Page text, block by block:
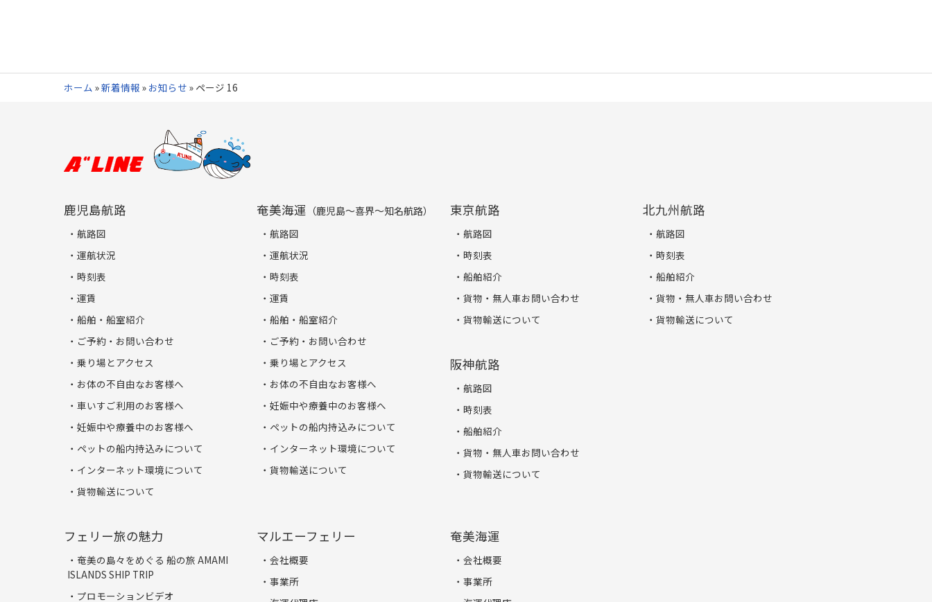
ホーム »新着情報 » お知らせ » ページ 16
鹿児島航路
航路図
運航状況
時刻表
運賃
船舶・船室紹介
ご予約・お問い合わせ
乗り場とアクセス
お体の不自由なお客様へ
車いすご利用のお客様へ
妊娠中や療養中のお客様へ
ペットの船内持込みについて
インターネット環境について
貨物輸送について
奄美海運 （鹿児島～喜界～知名航路）
航路図
運航状況
時刻表
運賃
船舶・船室紹介
ご予約・お問い合わせ
乗り場とアクセス
お体の不自由なお客様へ
妊娠中や療養中のお客様へ
ペットの船内持込みについて
インターネット環境について
貨物輸送について
東京航路
航路図
時刻表
船舶紹介
貨物・無人車お問い合わせ
貨物輸送について
阪神航路
航路図
時刻表
船舶紹介
貨物・無人車お問い合わせ
貨物輸送について
北九州航路
航路図
時刻表
船舶紹介
貨物・無人車お問い合わせ
貨物輸送について
フェリー旅の魅力
奄美の島々をめぐる 船の旅 AMAMI
ISLANDS SHIP TRIP
プロモーションビデオ
マルエーフェリー
会社概要
事業所
奄美海運
会社概要
事業所